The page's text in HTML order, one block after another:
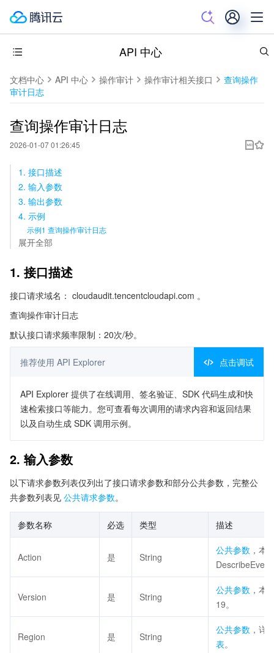
API 中心
文档中心 API 中心 操作审计 操作审计相关接口
查询操作
审计日志
查询操作审计日志
2026-01-07 01:26:45
1. 接口描述
2. 输入参数
3. 输出参数
4. 示例
示例1 查询操作审计日志
展开全部
1. 接口描述
接口请求域名： cloudaudit.tencentcloudapi.com 。
查询操作审计日志
默认接口请求频率限制：20次/秒。
推荐使用 API Explorer 点击调试
API Explorer 提供了在线调用、签名验证、SDK 代码生成和快
速检索接口等能力。您可查看每次调用的请求内容和返回结果
以及自动生成 SDK 调用示例。
2. 输入参数
以下请求参数列表仅列出了接口请求参数和部分公共参数，完整公
共参数列表见 公共请求参数。
参数名称 必选 类型 描述
Action 是 String
公共参数 ，本
Version 是 String
公共参数 ，本
19。
Region 是 String
公共参数 ，详
表。